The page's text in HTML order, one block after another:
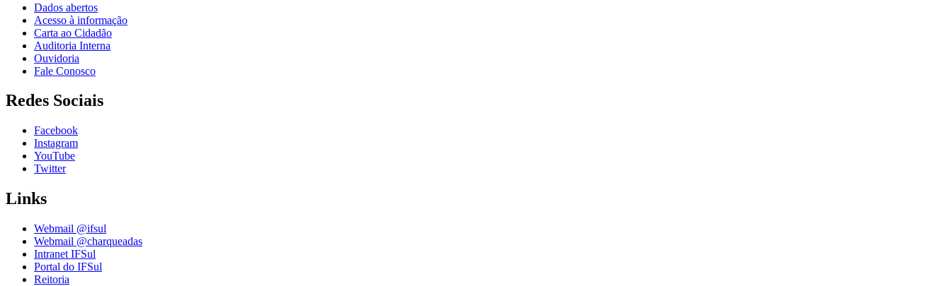
Dados abertos
Acesso à informação
Carta ao Cidadão
Auditoria Interna
Ouvidoria
Fale Conosco
Redes Sociais
Facebook
Instagram
YouTube
Twitter
Links
Webmail @ifsul
Webmail @charqueadas
Intranet IFSul
Portal do IFSul
Reitoria